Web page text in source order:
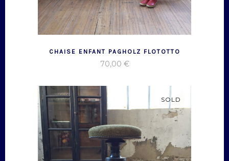
CHAISE ENFANT PAGHOLZ FLOTOTTO
70,00 €
SOLD